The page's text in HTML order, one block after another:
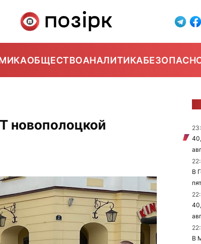
ОБЩЕСТВОАНАЛИТИКА
новополоцкой
В
В